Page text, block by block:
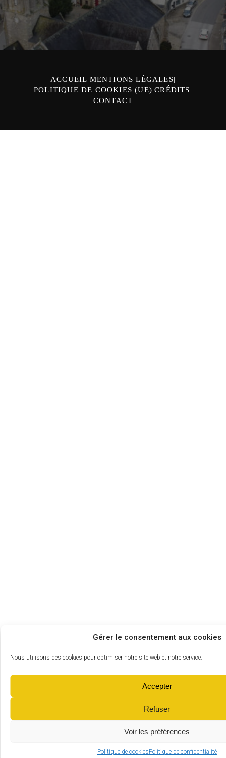
Gérer le consentement aux cookies
Nous utilisons des cookies pour optimiser notre site web et notre service.
Accepter
Refuser
Voir les préférences
Politique de cookiesPolitique de confidentialité
ACCUEIL MENTIONS LÉGALES
POLITIQUE DE COOKIES (UE) CRÉDITS
CONTACT